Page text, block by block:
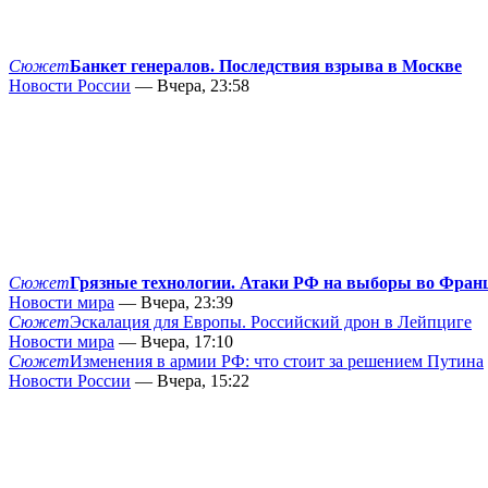
СюжетБанкет генералов. Последствия взрыва в Москве
Новости России — Вчера, 23:58
СюжетГрязные технологии. Атаки РФ на выборы во
Новости мира — Вчера, 23:39
СюжетЭскалация для Европы. Российский дрон в Лейпциге
Новости мира — Вчера, 17:10
СюжетИзменения в армии РФ: что стоит за решением Путина
Новости России — Вчера, 15:22